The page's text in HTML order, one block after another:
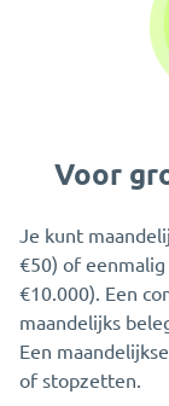
Voor
Je kunt
€50) of
€10.000). Een
maandelijks
Een
of stopzetten.